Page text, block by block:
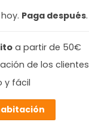
Paga después.
a partir de 50€
de los clientes
y fácil